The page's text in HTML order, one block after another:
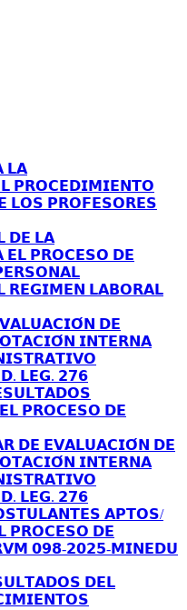
𝗟𝗔
𝗣𝗥𝗢𝗖𝗘𝗗𝗜𝗠𝗜𝗘𝗡𝗧𝗢
𝗟𝗢𝗦 𝗣𝗥𝗢𝗙𝗘𝗦𝗢𝗥𝗘𝗦
𝗗𝗘 𝗟𝗔
𝗣𝗥𝗢𝗖𝗘𝗦𝗢 𝗗𝗘
𝗥𝗘𝗚𝗜𝗠𝗘𝗡 𝗟𝗔𝗕𝗢𝗥𝗔𝗟
𝗗𝗘
𝗜𝗡𝗧𝗘𝗥𝗡𝗔
𝗟𝗘𝗚. 𝟮𝟳𝟲
𝗣𝗥𝗢𝗖𝗘𝗦𝗢 𝗗𝗘
𝗗𝗘 𝗘𝗩𝗔𝗟𝗨𝗔𝗖𝗜𝗢́𝗡 𝗗𝗘
𝗜𝗡𝗧𝗘𝗥𝗡𝗔
𝗟𝗘𝗚. 𝟮𝟳𝟲
𝗔𝗣𝗧𝗢𝗦/
𝗣𝗥𝗢𝗖𝗘𝗦𝗢 𝗗𝗘
𝟬𝟵𝟴-𝟮𝟬𝟮𝟱-𝗠𝗜𝗡𝗘𝗗𝗨
𝗗𝗘𝗟